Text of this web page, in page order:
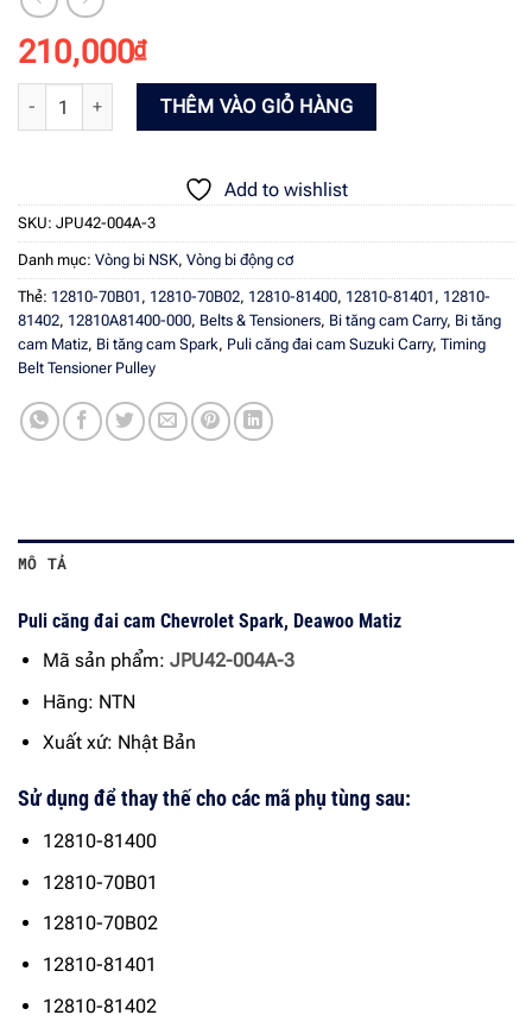
210,000₫
Puli căng đai cam Chevrolet Spark, Deawoo Matiz - NTN JPU42-
THÊM VÀO GIỎ HÀNG
Add to wishlist
SKU: JPU42-004A-3
Danh mục: Vòng bi NSK, Vòng bi động cơ
Thẻ: 12810-70B01 , 12810-70B02, 12810-81400, 12810-81401 , 12810-
81402, 12810A81400-000, Belts & Tensioners, Bi tăng cam Carry, Bi tăng
cam Matiz, Bi tăng cam Spark, Puli căng đai cam Suzuki Carry, Timing
Belt Tensioner Pulley
MÔ TẢ
Puli căng đai cam Chevrolet Spark, Deawoo Matiz
Mã sản phẩm: JPU42-004A-3
Hãng: NTN
Xuất xứ: Nhật Bản
Sử dụng để thay thế cho các mã phụ tùng sau:
12810-81400
12810-70B01
12810-70B02
12810-81401
12810-81402